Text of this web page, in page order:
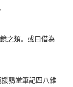
之類。或曰借為
鶉堂筆記四八雜